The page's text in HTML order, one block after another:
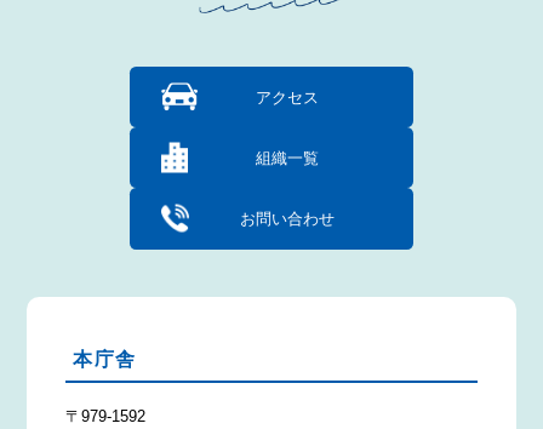
アクセス
組織一覧
お問い合わせ
本庁舎
〒979-1592